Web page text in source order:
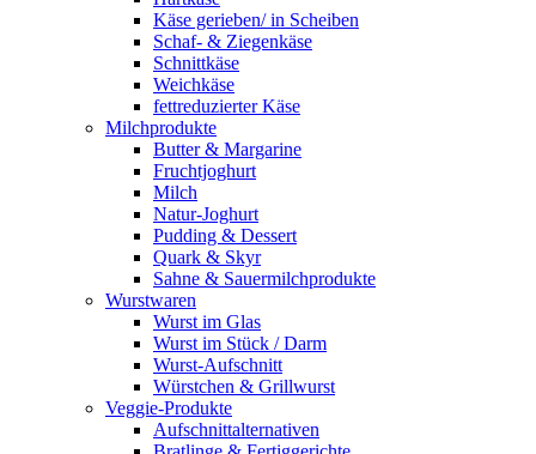
Käse gerieben/ in Scheiben
Schaf- & Ziegenkäse
Schnittkäse
Weichkäse
fettreduzierter Käse
Milchprodukte
Butter & Margarine
Fruchtjoghurt
Milch
Natur-Joghurt
Pudding & Dessert
Quark & Skyr
Sahne & Sauermilchprodukte
Wurstwaren
Wurst im Glas
Wurst im Stück / Darm
Wurst-Aufschnitt
Würstchen & Grillwurst
Veggie-Produkte
Aufschnittalternativen